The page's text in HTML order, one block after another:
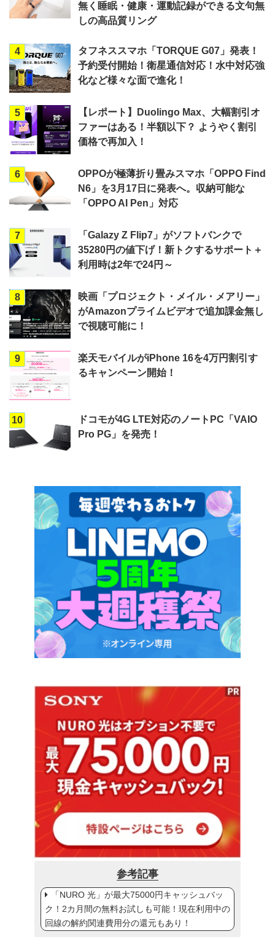
無く睡眠・健康・運動記録ができる文句無
しの高品質リング
4
タフネススマホ「TORQUE G07」発表！
予約受付開始！衛星通信対応！水中対応強
化など様々な面で進化！
5
【レポート】Duolingo Max、大幅割引オ
ファーはある！半額以下？ ようやく割引
価格で再加入！
6
OPPOが極薄折り畳みスマホ「OPPO Find
N6」を3月17日に発表へ。収納可能な
「OPPO AI Pen」対応
7
「Galazy Z Flip7」がソフトバンクで
35280円の値下げ！新トクするサポート＋
利用時は2年で24円～
8
映画「プロジェクト・メイル・メアリー」
がAmazonプライムビデオで追加課金無し
で視聴可能に！
9
楽天モバイルがiPhone 16を4万円割引す
るキャンペーン開始！
10
ドコモが4G LTE対応のノートPC「VAIO
Pro PG」を発売！
参考記事
「NURO 光」が最大75000円キャッシュバッ
ク！2カ月間の無料お試しも可能！現在利用中の
回線の解約関連費用分の還元もあり！